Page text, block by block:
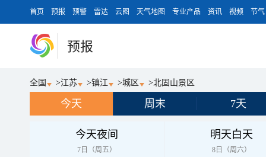
首页 预报 预警 雷达 云图 天气地图 专业产品 资讯 视频 节气
预报
全国 >江苏 >镇江 >城区 >北固山景区
今天 周末 7天
今天夜间
7日（周五）
明天白天
8日（周六）